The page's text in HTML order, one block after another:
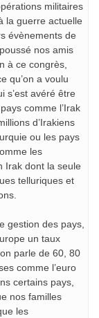
militaires
la guerre actuelle
évènements de
nos amis
à ce congrès,
qu’on a voulu
s’est avéré être
comme l’Irak
d’Irakiens
ou les pays
les
Irak dont la seule
telluriques et
gestion des pays,
un taux
parle de 60, 80
comme l’euro
certains pays,
nos familles
les